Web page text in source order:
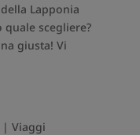
Lapponia
scegliere?
giusta! Vi
| Viaggi